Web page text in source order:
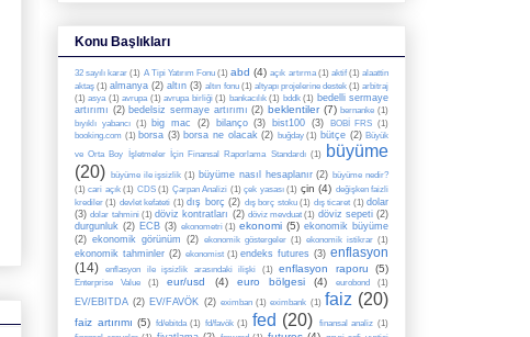
Konu Başlıkları
32 sayılı karar (1) A Tipi Yatırım Fonu (1) abd (4) açık artırma (1) aktif (1) alaattin
aktaş (1) almanya (2) altın (3) altın fonu (1) altyapı projelerine destek (1) arbitraj
(1) asya (1) avrupa (1) avrupa birliği (1) bankacılık (1) bddk (1) bedelli sermaye
artırımı (2) bedelsiz sermaye artırımı (2) beklentiler (7) bernanke (1)
bıyıklı yabancı (1) big mac (2) bilanço (3) bist100 (3) BOBİ FRS (1)
booking.com (1) borsa (3) borsa ne olacak (2) buğday (1) bütçe (2) Büyük
ve Orta Boy İşletmeler İçin Finansal Raporlama Standardı (1)
büyüme
(20)
büyüme ile işsizlik (1) büyüme nasıl hesaplanır (2) büyüme nedir?
(1) cari açık (1) CDS (1) Çarpan Analizi (1) çek yasası (1) çin (4) değişken faizli
krediler (1) devlet kefateti (1) dış borç (2) dış borç stoku (1) dış ticaret (1) dolar
(3) dolar tahmini (1) döviz kontratları (2) döviz mevduat (1) döviz sepeti (2)
durgunluk (2) ECB (3) ekonometri (1) ekonomi (5) ekonomik büyüme
(2) ekonomik görünüm (2) ekonomik göstergeler (1) ekonomik istikrar (1)
ekonomik tahminler (2) ekonomist (1) endeks futures (3) enflasyon
(14)
enflasyon ile işsizlik arasındaki ilişki (1) enflasyon raporu (5)
Enterprise Value (1) eur/usd (4) euro bölgesi (4) eurobond (1)
EV/EBITDA (2) EV/FAVÖK (2) eximban (1) eximbank (1) faiz (20)
faiz artırımı (5) fd/ebitda (1) fd/favök (1) fed (20) finansal analiz (1)